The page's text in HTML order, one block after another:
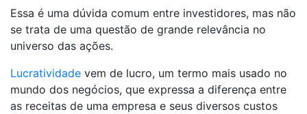
Essa é uma dúvida comum entre investidores, mas não
se trata de uma questão de grande relevância no
universo das ações.
Lucratividade vem de lucro, um termo mais usado no
mundo dos negócios, que expressa a diferença entre
as receitas de uma empresa e seus diversos custos